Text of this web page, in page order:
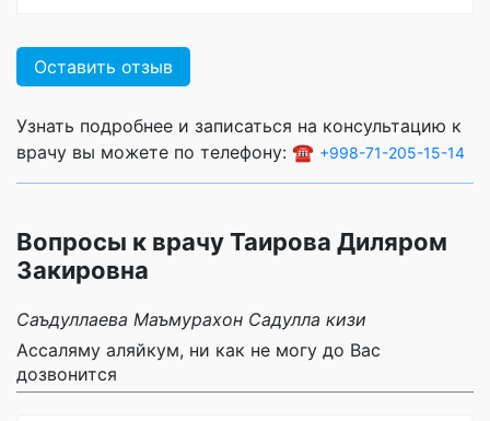
Оставить отзыв
Узнать подробнее и записаться на консультацию к
врачу вы можете по телефону: ☎️ +998-71-205-15-14
Вопросы к врачу Таирова Диляром
Закировна
Саъдуллаева Маъмурахон Садулла кизи
Ассаляму аляйкум, ни как не могу до Вас
дозвонится